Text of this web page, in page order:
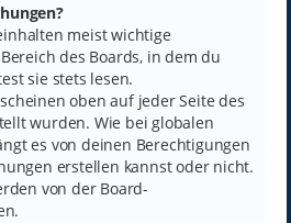
meist wichtige
des Boards, in dem du
sie stets lesen.
oben auf jeder Seite des
wurden. Wie bei globalen
es von deinen Berechtigungen
erstellen kannst oder nicht.
von der Board-